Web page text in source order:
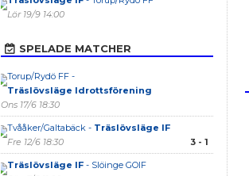
Lör 19/9 14:00
SPELADE MATCHER
Torup/Rydö FF -
Träslövsläge Idrottsförening
Ons 17/6 18:30
Tvååker/Galtabäck - Träslövsläge IF
Fre 12/6 18:30
3 - 1
Träslövsläge IF- Slöinge GOIF